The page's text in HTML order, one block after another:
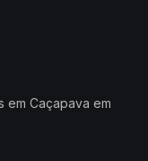
em Caçapava em